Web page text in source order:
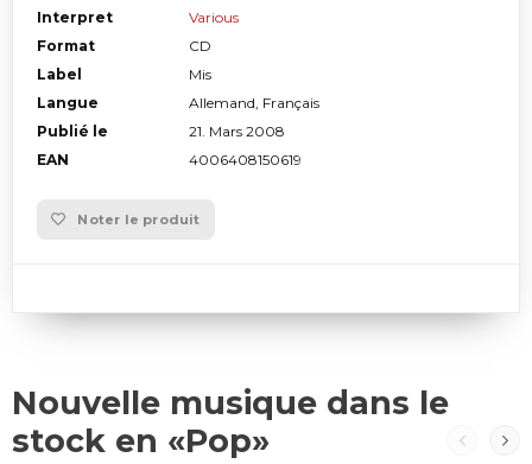
Interpret
Various
Format
CD
Label
Mis
Langue
Allemand, Français
Publié le
21. Mars 2008
EAN
4006408150619
Noter le produit
Nouvelle musique dans le
stock en «Pop»